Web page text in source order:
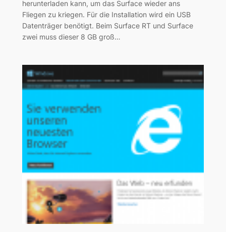
herunterladen kann, um das Surface wieder ans
Fliegen zu kriegen. Für die Installation wird ein USB
Datenträger benötigt. Beim Surface RT und Surface
zwei muss dieser 8 GB groß…